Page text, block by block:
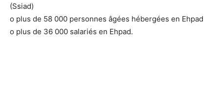
(Ssiad)
o plus de 58 000 personnes âgées hébergées en Ehpad
o plus de 36 000 salariés en Ehpad.